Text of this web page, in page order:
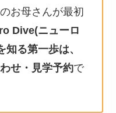
お母さんが最初
Dive(ニューロ
る第一歩は、
せ・見学予約で